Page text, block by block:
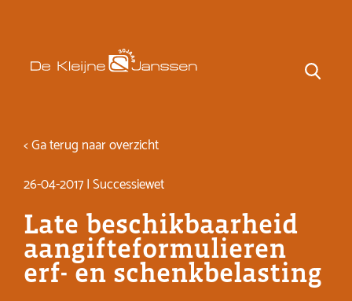
< Ga terug naar overzicht
26-04-2017 | Successiewet
Late beschikbaarheid
aangifteformulieren
erf- en schenkbelasting